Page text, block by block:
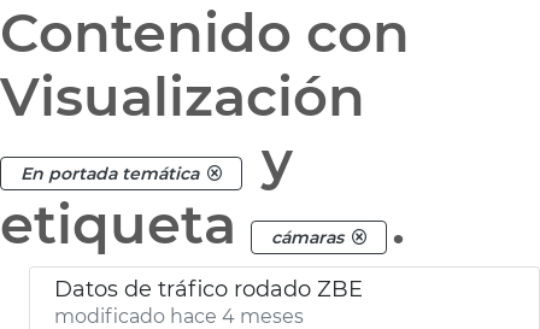
Contenido con
Visualización
En portada temática
y
etiqueta
cámaras .
Datos de tráfico rodado ZBE
modificado hace 4 meses